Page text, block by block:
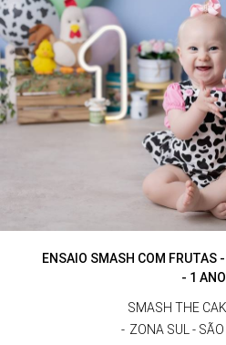
ENSAIO SMASH COM FRUTAS
- 1 ANO
SMASH THE
ZONA SUL -